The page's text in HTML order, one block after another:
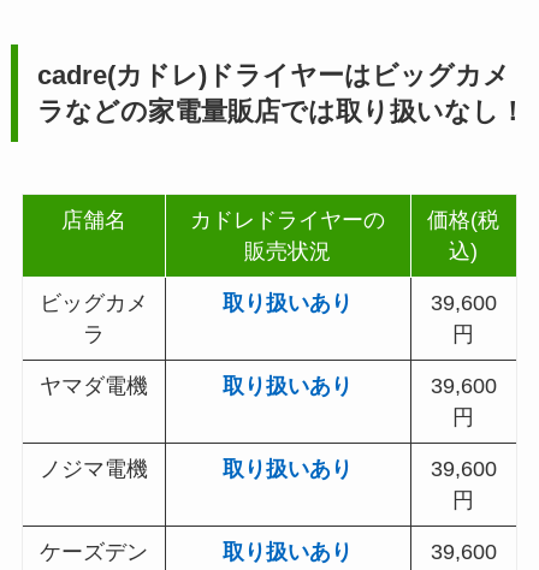
cadre(カドレ)ドライヤーはビッグカメ
ラなどの家電量販店では取り扱いなし！
店舗名
カドレドライヤーの
販売状況
価格(税
込)
ビッグカメ
ラ
取り扱いあり
39,600
円
ヤマダ電機 取り扱いあり
39,600
円
ノジマ電機 取り扱いあり
39,600
円
ケーズデン
取り扱いあり
39,600